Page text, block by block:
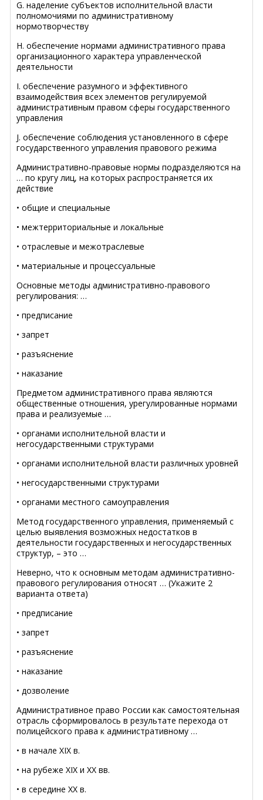
G. наделение субъектов исполнительной власти
полномочиями по административному
нормотворчеству
H. обеспечение нормами административного права
организационного характера управленческой
деятельности
I. обеспечение разумного и эффективного
взаимодействия всех элементов регулируемой
административным правом сферы государственного
управления
J. обеспечение соблюдения установленного в сфере
государственного управления правового режима
Административно-правовые нормы подразделяются на
… по кругу лиц, на которых распространяется их
действие
• общие и специальные
• межтерриториальные и локальные
• отраслевые и межотраслевые
• материальные и процессуальные
Основные методы административно-правового
регулирования: …
• предписание
• запрет
• разъяснение
• наказание
Предметом административного права являются
общественные отношения, урегулированные нормами
права и реализуемые …
• органами исполнительной власти и
негосударственными структурами
• органами исполнительной власти различных уровней
• негосударственными структурами
• органами местного самоуправления
Метод государственного управления, применяемый с
целью выявления возможных недостатков в
деятельности государственных и негосударственных
структур, – это …
Неверно, что к основным методам административно-
правового регулирования относят … (Укажите 2
варианта ответа)
• предписание
• запрет
• разъяснение
• наказание
• дозволение
Административное право России как самостоятельная
отрасль сформировалось в результате перехода от
полицейского права к административному …
• в начале ХIХ в.
• на рубеже ХIХ и ХХ вв.
• в середине ХХ в.